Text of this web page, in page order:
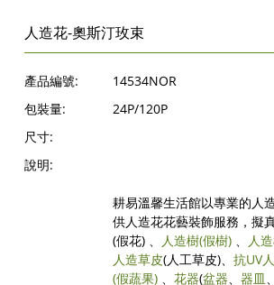
人造花-奧斯汀玫束
產品編號:
14534NOR
包裝量:
24P/120P
尺寸:
說明:
耕易溫馨生活館以專業的人
供人造花花藝裝飾服務，擬
(假花) 、 人造樹(假樹) 、 人
人造草皮(人工草皮)、抗UV
(假蔬果) 、花器(盆器、器皿